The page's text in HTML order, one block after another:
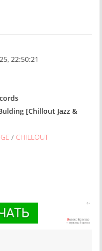
22:50:21
[Chillout Jazz &
/ CHILLOUT